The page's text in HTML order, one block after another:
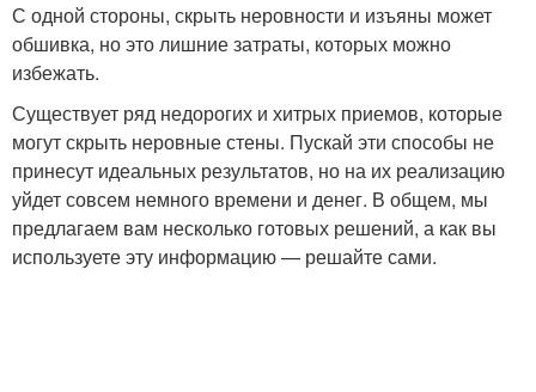
С одной стороны, скрыть неровности и изъяны может
обшивка, но это лишние затраты, которых можно
избежать.
Существует ряд недорогих и хитрых приемов, которые
могут скрыть неровные стены. Пускай эти способы не
принесут идеальных результатов, но на их реализацию
уйдет совсем немного времени и денег. В общем, мы
предлагаем вам несколько готовых решений, а как вы
используете эту информацию — решайте сами.